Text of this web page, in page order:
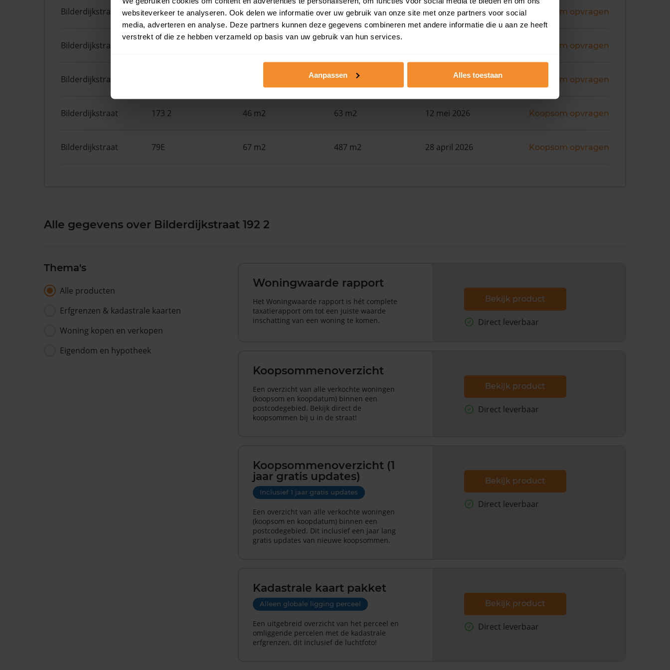
websiteverkeer te analyseren. Ook delen we informatie over uw gebruik van onze site met onze partners voor social
media, adverteren en analyse. Deze partners kunnen deze gegevens combineren met andere informatie die u aan ze heeft
verstrekt of die ze hebben verzameld op basis van uw gebruik van hun services.
Aanpassen Alles toestaan
Bilderdijkstraat 173 1 46 m2 63 m2 01 juni 2026 Koopsom opvragen
Bilderdijkstraat Koopsom opvragen
Bilderdijkstraat 2.196 m2 18 mei 2026 Koopsom opvragen
Bilderdijkstraat 173 2 46 m2 63 m2 12 mei 2026 Koopsom opvragen
Bilderdijkstraat 79E 67 m2 487 m2 28 april 2026 Koopsom opvragen
Alle gegevens over Bilderdijkstraat 192 2
Thema's
Alle producten
Erfgrenzen & kadastrale kaarten
Woning kopen en verkopen
Eigendom en hypotheek
Woningwaarde rapport
Het Woningwaarde rapport is hét complete
taxatierapport om tot een juiste waarde
inschatting van een woning te komen.
Bekijk product
Direct leverbaar
Koopsommenoverzicht
Een overzicht van alle verkochte woningen
(koopsom en koopdatum) binnen een
postcodegebied. Bekijk direct de
koopsommen bij u in de straat!
Bekijk product
Direct leverbaar
Koopsommenoverzicht (1
jaar gratis updates)
Inclusief 1 jaar gratis updates
Een overzicht van alle verkochte woningen
(koopsom en koopdatum) binnen een
postcodegebied. Dit inclusief een jaar lang
gratis updates van nieuwe koopsommen.
Bekijk product
Direct leverbaar
Kadastrale kaart pakket
Alleen globale ligging perceel
Een uitgebreid overzicht van het perceel en
omliggende percelen met de kadastrale
erfgrenzen, dit inclusief de luchtfoto!
Bekijk product
Direct leverbaar